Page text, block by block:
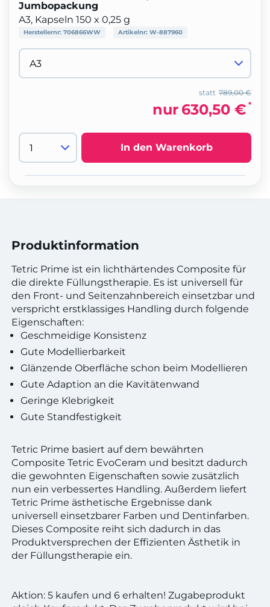
Jumbopackung
A3, Kapseln 150 x 0,25 g
Herstellernr: 706866WW Artikelnr: W-887960
789,00 €
statt
nur 630,50 € *
In den Warenkorb
Produktinformation
Tetric Prime ist ein lichthärtendes Composite für
die direkte Füllungstherapie. Es ist universell für
den Front- und Seitenzahnbereich einsetzbar und
verspricht erstklassiges Handling durch folgende
Eigenschaften:
Geschmeidige Konsistenz
Gute Modellierbarkeit
Glänzende Oberfläche schon beim Modellieren
Gute Adaption an die Kavitätenwand
Geringe Klebrigkeit
Gute Standfestigkeit
Tetric Prime basiert auf dem bewährten
Composite Tetric EvoCeram und besitzt dadurch
die gewohnten Eigenschaften sowie zusätzlich
nun ein verbessertes Handling. Außerdem liefert
Tetric Prime ästhetische Ergebnisse dank
universell einsetzbarer Farben und Dentinfarben.
Dieses Composite reiht sich dadurch in das
Produktversprechen der Effizienten Ästhetik in
der Füllungstherapie ein.
Aktion: 5 kaufen und 6 erhalten! Zugabeprodukt